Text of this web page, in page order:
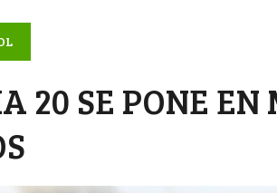
TRIUNFO Y CLASIFICACIÓN DE LOS “ALBICELESTES”
B: EL “GALLITO” Y EL “DECANO”, DUELO
20 SE PONE